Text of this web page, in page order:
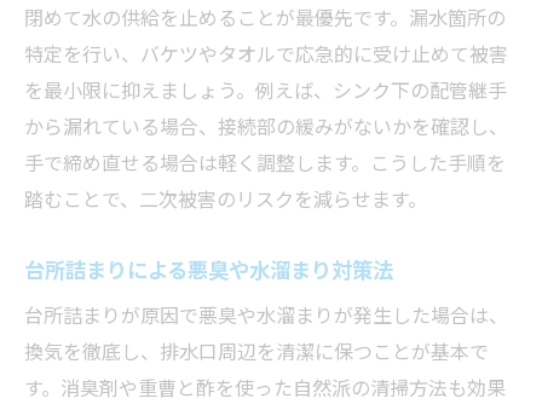
閉めて水の供給を止めることが最優先です。漏水箇所の
特定を行い、バケツやタオルで応急的に受け止めて被害
を最小限に抑えましょう。例えば、シンク下の配管継手
から漏れている場合、接続部の緩みがないかを確認し、
手で締め直せる場合は軽く調整します。こうした手順を
踏むことで、二次被害のリスクを減らせます。
台所詰まりによる悪臭や水溜まり対策法
台所詰まりが原因で悪臭や水溜まりが発生した場合は、
換気を徹底し、排水口周辺を清潔に保つことが基本で
す。消臭剤や重曹と酢を使った自然派の清掃方法も効果